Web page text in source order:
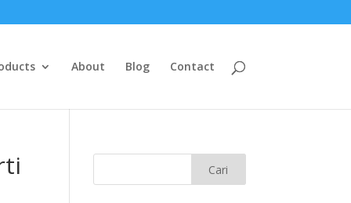
About Blog Contact